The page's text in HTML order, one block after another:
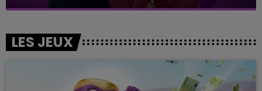
LES JEUX